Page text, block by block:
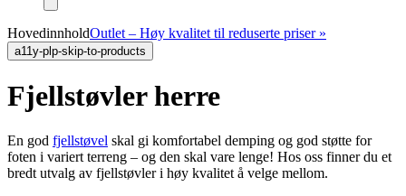
HovedinnholdOutlet – Høy kvalitet til reduserte priser »
a11y-plp-skip-to-products
Fjellstøvler herre
En god fjellstøvel skal gi komfortabel demping og god støtte for
foten i variert terreng – og den skal vare lenge! Hos oss finner du et
bredt utvalg av fjellstøvler i høy kvalitet å velge mellom.